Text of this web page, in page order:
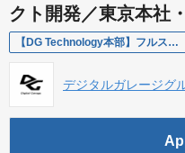
クト開発／東京本社
【DG Technology本部】フルスタックエンジニア（東京／札幌）
デジタルガレージグ